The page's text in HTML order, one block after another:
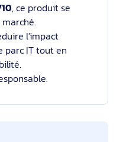
, ce produit se
l'impact
parc IT tout en